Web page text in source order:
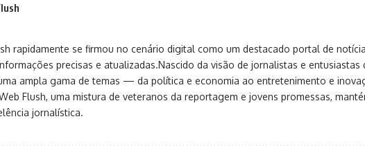
rapidamente se firmou no cenário digital como um destacado portal de
precisas e atualizadas.Nascido da visão de jornalistas e entusiastas
ampla gama de temas — da política e economia ao entretenimento e
Flush, uma mistura de veteranos da reportagem e jovens promessas,
jornalística.